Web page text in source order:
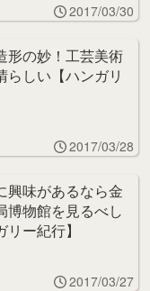
2017/03/30
形の妙！工芸美術
らしい【ハンガリ
2017/03/28
興味があるなら金
博物館を見るべし
リー紀行】
2017/03/27